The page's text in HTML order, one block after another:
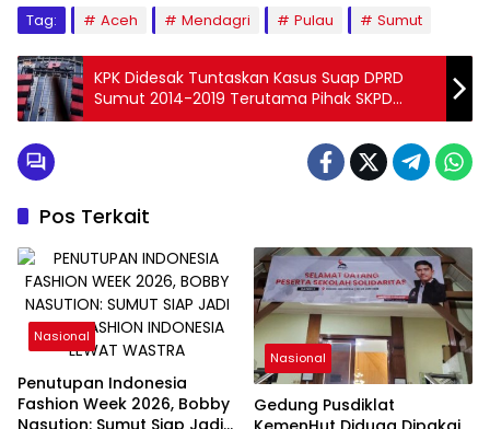
Tag: Aceh Mendagri Pulau Sumut
KPK Didesak Tuntaskan Kasus Suap DPRD
Sumut 2014-2019 Terutama Pihak SKPD
Yang Belum Tersentuh Hukum
Pos Terkait
Nasional
Penutupan Indonesia
Fashion Week 2026, Bobby
Nasution: Sumut Siap Jadi
Nasional
Gedung Pusdiklat